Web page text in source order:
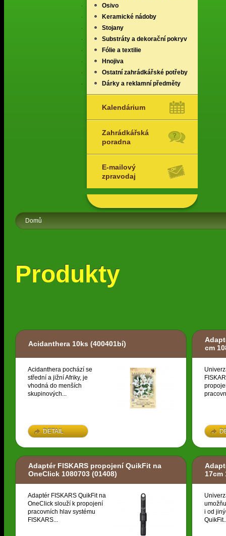
Osivo
Keramické nádoby
Stojany
Substráty a dekorační pokryv
Fólie a textilie
Hnojiva
Ostatní zahrádkářské potřeby
Dárky a reklamní předměty
Kalendárium
Zahrádkářská
poradna
E-mailový
zpravodaj
Domů
Produkty
Acidanthera 10ks (400401bí)
Acidanthera pochází se
střední a jižní Afriky, je
vhodná do menších
skupinových...
DETAIL
cm
Adaptér FISKARS propojení QuikFit na
OneClick 1080703 (01408)
Adaptér FISKARS QuikFit na
OneClick slouží k propojení
pracovních hlav systému
FISKARS...
17cm
i od